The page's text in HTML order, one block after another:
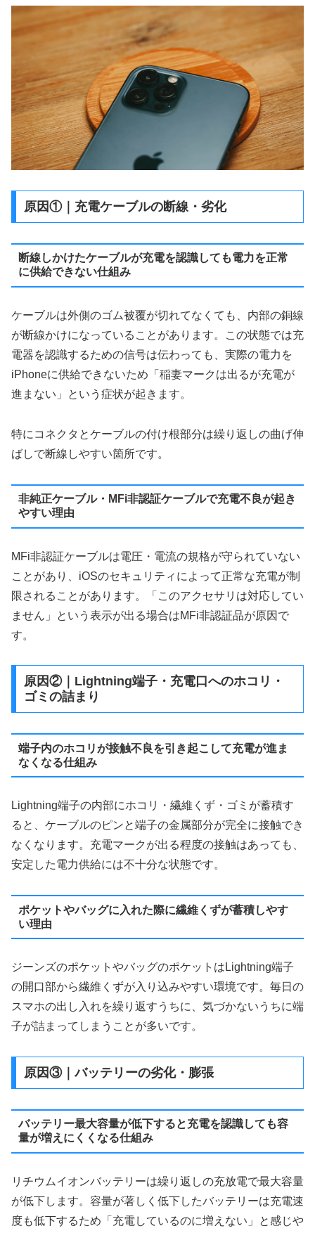
原因①｜充電ケーブルの断線・劣化
断線しかけたケーブルが充電を認識しても電力を正常
に供給できない仕組み
ケーブルは外側のゴム被覆が切れてなくても、内部の銅線
が断線かけになっていることがあります。この状態では充
電器を認識するための信号は伝わっても、実際の電力を
iPhoneに供給できないため「稲妻マークは出るが充電が
進まない」という症状が起きます。
特にコネクタとケーブルの付け根部分は繰り返しの曲げ伸
ばしで断線しやすい箇所です。
非純正ケーブル・MFi非認証ケーブルで充電不良が起き
やすい理由
MFi非認証ケーブルは電圧・電流の規格が守られていない
ことがあり、iOSのセキュリティによって正常な充電が制
限されることがあります。「このアクセサリは対応してい
ません」という表示が出る場合はMFi非認証品が原因で
す。
原因②｜Lightning端子・充電口へのホコリ・
ゴミの詰まり
端子内のホコリが接触不良を引き起こして充電が進ま
なくなる仕組み
Lightning端子の内部にホコリ・繊維くず・ゴミが蓄積す
ると、ケーブルのピンと端子の金属部分が完全に接触でき
なくなります。充電マークが出る程度の接触はあっても、
安定した電力供給には不十分な状態です。
ポケットやバッグに入れた際に繊維くずが蓄積しやす
い理由
ジーンズのポケットやバッグのポケットはLightning端子
の開口部から繊維くずが入り込みやすい環境です。毎日の
スマホの出し入れを繰り返すうちに、気づかないうちに端
子が詰まってしまうことが多いです。
原因③｜バッテリーの劣化・膨張
バッテリー最大容量が低下すると充電を認識しても容
量が増えにくくなる仕組み
リチウムイオンバッテリーは繰り返しの充放電で最大容量
が低下します。容量が著しく低下したバッテリーは充電速
度も低下するため「充電しているのに増えない」と感じや